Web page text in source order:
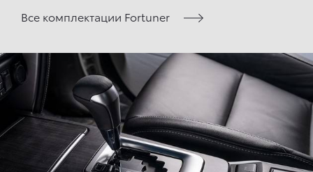
Все комплектации Fortuner